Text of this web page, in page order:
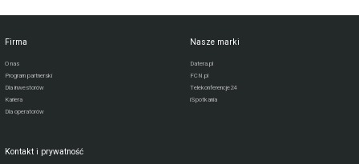
Firma
O nas
Program partnerski
Dla inwestorów
Kariera
Dla operatorów
Nasze marki
Datera.pl
FCN.pl
Telekonferencje24
iSpotkania
Kontakt i prywatność